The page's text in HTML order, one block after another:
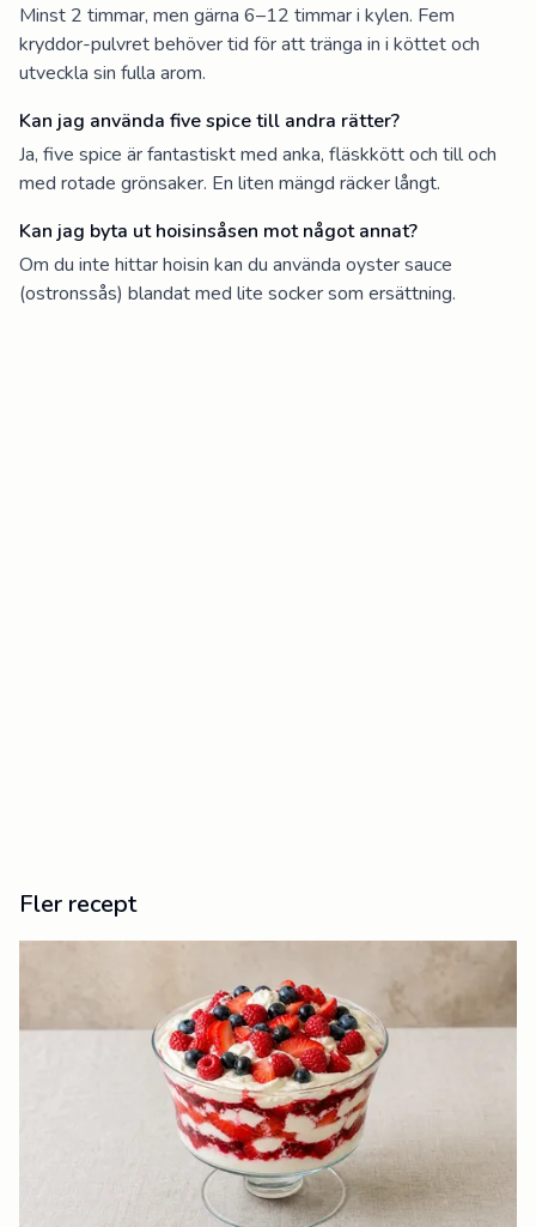
Minst 2 timmar, men gärna 6–12 timmar i kylen. Fem
kryddor-pulvret behöver tid för att tränga in i köttet och
utveckla sin fulla arom.
Kan jag använda five spice till andra rätter?
Ja, five spice är fantastiskt med anka, fläskkött och till och
med rotade grönsaker. En liten mängd räcker långt.
Kan jag byta ut hoisinsåsen mot något annat?
Om du inte hittar hoisin kan du använda oyster sauce
(ostronssås) blandat med lite socker som ersättning.
Fler recept